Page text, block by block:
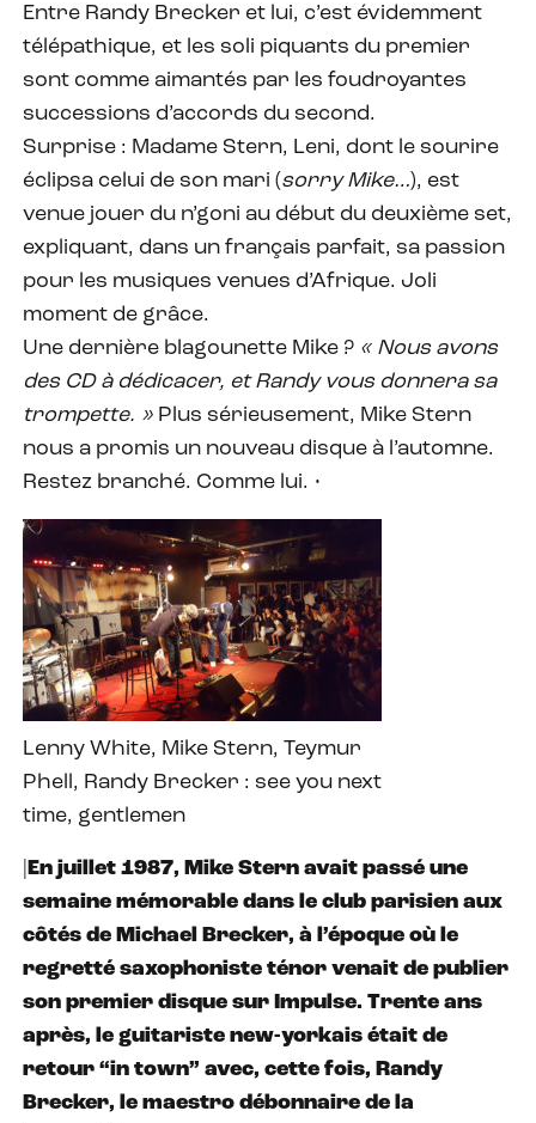
Entre Randy Brecker et lui, c’est évidemment
télépathique, et les soli piquants du premier
sont comme aimantés par les foudroyantes
successions d’accords du second.
Surprise : Madame Stern, Leni, dont le sourire
éclipsa celui de son mari (sorry Mike…), est
venue jouer du n’goni au début du deuxième set,
expliquant, dans un français parfait, sa passion
pour les musiques venues d’Afrique. Joli
moment de grâce.
Une dernière blagounette Mike ? « Nous avons
des CD à dédicacer, et Randy vous donnera sa
trompette. » Plus sérieusement, Mike Stern
nous a promis un nouveau disque à l’automne.
Restez branché. Comme lui. •
Lenny White, Mike Stern, Teymur
Phell, Randy Brecker : see you next
time, gentlemen
En juillet 1987, Mike Stern avait passé une
semaine mémorable dans le club parisien aux
côtés de Michael Brecker, à l’époque où le
regretté saxophoniste ténor venait de publier
son premier disque sur Impulse. Trente ans
après, le guitariste new-yorkais était de
retour “in town” avec, cette fois, Randy
Brecker, le maestro débonnaire de la